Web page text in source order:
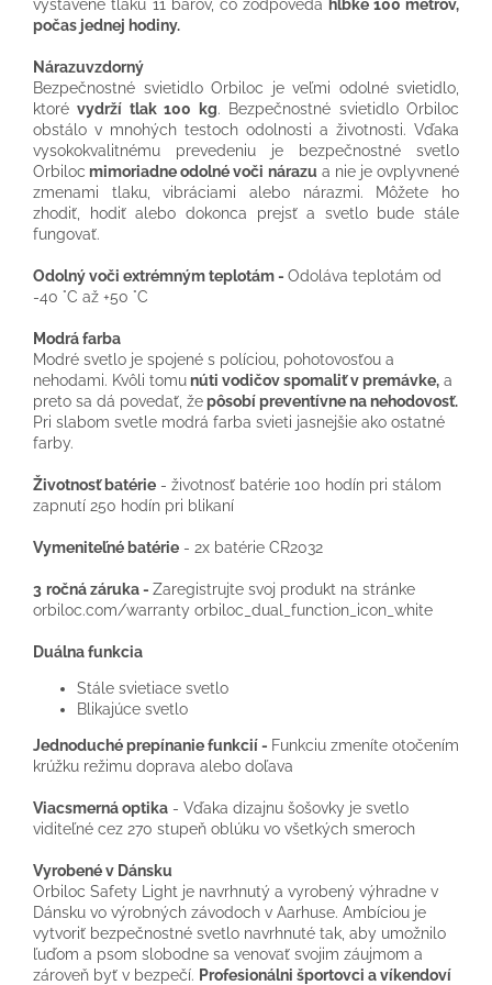
vystavené tlaku 11 barov, čo zodpovedá hĺbke 100 metrov,
počas jednej hodiny.
Nárazuvzdorný
Bezpečnostné svietidlo Orbiloc je veľmi odolné svietidlo,
ktorévydrží tlak 100 kg. Bezpečnostné svietidlo Orbiloc
obstálo v mnohých testoch odolnosti a životnosti. Vďaka
vysokokvalitnému prevedeniu je bezpečnostné svetlo
Orbiloc mimoriadne odolné voči nárazu a nie je ovplyvnené
zmenami tlaku, vibráciami alebo nárazmi. Môžete ho
zhodiť, hodiť alebo dokonca prejsť a svetlo bude stále
fungovať.
Odolný voči extrémným teplotám - Odoláva teplotám od
-40 °C až +50 °C
Modrá farba
Modré svetlo je spojené s políciou, pohotovosťou a
nehodami. Kvôli tomunúti vodičov spomaliť v premávke, a
preto sa dá povedať, žepôsobí preventívne na nehodovosť.
Pri slabom svetle modrá farba svieti jasnejšie ako ostatné
farby.
Životnosť batérie - životnosť batérie 100 hodín pri stálom
zapnutí 250 hodín pri blikaní
Vymeniteľné batérie - 2x batérie CR2032
3 ročná záruka - Zaregistrujte svoj produkt na stránke
orbiloc.com/warranty orbiloc_dual_function_icon_white
Duálna funkcia
Stále svietiace svetlo
Blikajúce svetlo
Jednoduché prepínanie funkcií - Funkciu zmeníte otočením
krúžku režimu doprava alebo doľava
Viacsmerná optika - Vďaka dizajnu šošovky je svetlo
viditeľné cez 270 stupeň oblúku vo všetkých smeroch
Vyrobené v Dánsku
Orbiloc Safety Light je navrhnutý a vyrobený výhradne v
Dánsku vo výrobných závodoch v Aarhuse. Ambíciou je
vytvoriť bezpečnostné svetlo navrhnuté tak, aby umožnilo
ľuďom a psom slobodne sa venovať svojim záujmom a
zároveň byť v bezpečí. Profesionálni športovci a víkendoví